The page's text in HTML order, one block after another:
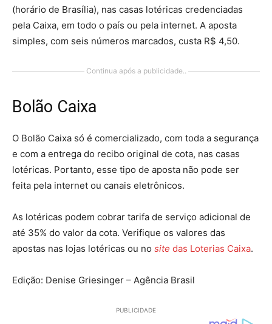
(horário de Brasília), nas casas lotéricas credenciadas
pela Caixa, em todo o país ou pela internet. A aposta
simples, com seis números marcados, custa R$ 4,50.
Continua após a publicidade..
Bolão Caixa
O Bolão Caixa só é comercializado, com toda a segurança
e com a entrega do recibo original de cota, nas casas
lotéricas. Portanto, esse tipo de aposta não pode ser
feita pela internet ou canais eletrônicos.
As lotéricas podem cobrar tarifa de serviço adicional de
até 35% do valor da cota. Verifique os valores das
apostas nas lojas lotéricas ou no site das Loterias Caixa.
Edição: Denise Griesinger – Agência Brasil
PUBLICIDADE